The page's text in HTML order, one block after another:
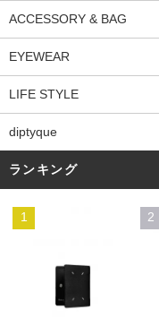
ACCESSORY & BAG
EYEWEAR
LIFE STYLE
diptyque
ランキング
1 2